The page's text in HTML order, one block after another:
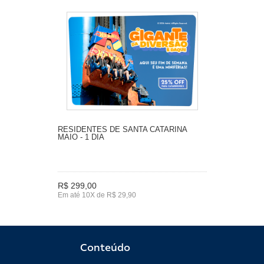
RESIDENTES DE SANTA CATARINA
MAIO - 1 DIA
R$ 299,00
Em até 10X de R$ 29,90
Conteúdo